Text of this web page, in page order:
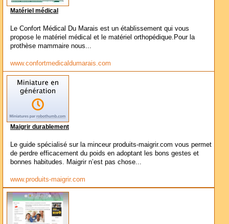
Matériel médical
Le Confort Médical Du Marais est un établissement qui vous
propose le matériel médical et le matériel orthopédique.Pour la
prothèse mammaire nous...
www.confortmedicaldumarais.com
Maigrir durablement
Le guide spécialisé sur la minceur produits-maigrir.com vous permet
de perdre efficacement du poids en adoptant les bons gestes et
bonnes habitudes. Maigrir n’est pas chose...
www.produits-maigrir.com